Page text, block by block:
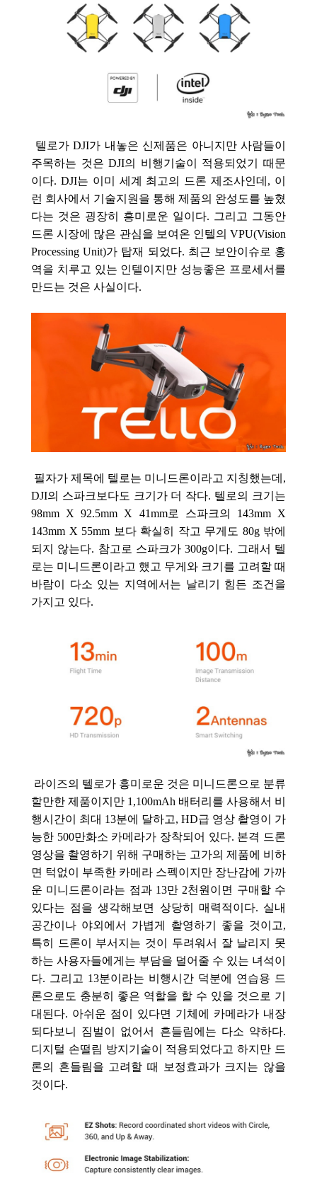
텔로가 DJI가 내놓은 신제품은 아니지만 사람들이
주목하는 것은 DJI의 비행기술이 적용되었기 때문
이다. DJI는 이미 세계 최고의 드론 제조사인데, 이
런 회사에서 기술지원을 통해 제품의 완성도를 높혔
다는 것은 굉장히 흥미로운 일이다. 그리고 그동안
드론 시장에 많은 관심을 보여온 인텔의 VPU(Vision
Processing Unit)가 탑재 되었다. 최근 보안이슈로 홍
역을 치루고 있는 인텔이지만 성능좋은 프로세서를
만드는 것은 사실이다.
필자가 제목에 텔로는 미니드론이라고 지칭했는데,
DJI의 스파크보다도 크기가 더 작다. 텔로의 크기는
98mm X 92.5mm X 41mm로 스파크의 143mm X
143mm X 55mm 보다 확실히 작고 무게도 80g 밖에
되지 않는다. 참고로 스파크가 300g이다. 그래서 텔
로는 미니드론이라고 했고 무게와 크기를 고려할 때
바람이 다소 있는 지역에서는 날리기 힘든 조건을
가지고 있다.
라이즈의 텔로가 흥미로운 것은 미니드론으로 분류
할만한 제품이지만 1,100mAh 배터리를 사용해서 비
행시간이 최대 13분에 달하고, HD급 영상 촬영이 가
능한 500만화소 카메라가 장착되어 있다. 본격 드론
영상을 촬영하기 위해 구매하는 고가의 제품에 비하
면 턱없이 부족한 카메라 스펙이지만 장난감에 가까
운 미니드론이라는 점과 13만 2천원이면 구매할 수
있다는 점을 생각해보면 상당히 매력적이다. 실내
공간이나 야외에서 가볍게 촬영하기 좋을 것이고,
특히 드론이 부서지는 것이 두려워서 잘 날리지 못
하는 사용자들에게는 부담을 덜어줄 수 있는 녀석이
다. 그리고 13분이라는 비행시간 덕분에 연습용 드
론으로도 충분히 좋은 역할을 할 수 있을 것으로 기
대된다. 아쉬운 점이 있다면 기체에 카메라가 내장
되다보니 짐벌이 없어서 흔들림에는 다소 약하다.
디지털 손떨림 방지기술이 적용되었다고 하지만 드
론의 흔들림을 고려할 때 보정효과가 크지는 않을
것이다.